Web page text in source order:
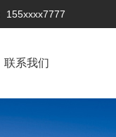
155xxxx7777
联系我们